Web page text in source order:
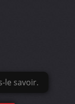
le savoir.